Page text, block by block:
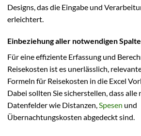
Designs, das die Eingabe und
erleichtert.
Einbeziehung aller notwendigen
Für eine effiziente Erfassung und
Reisekosten ist es unerlässlich,
Formeln für Reisekosten in die Excel
Dabei sollten Sie sicherstellen, dass
Datenfelder wie Distanzen,Spesen und
Übernachtungskosten abgedeckt sind.